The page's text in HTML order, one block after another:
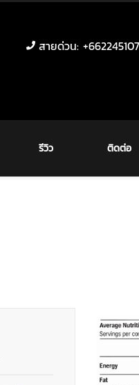
สายด่วน:
รีวิว ติดต่อ